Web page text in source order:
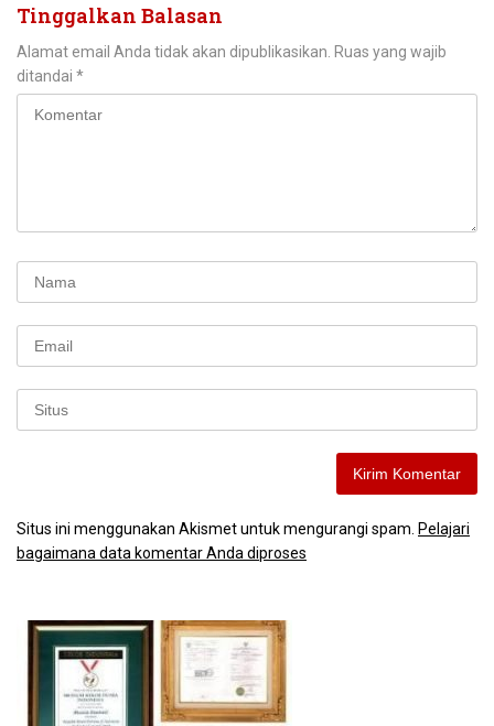
Tinggalkan Balasan
Alamat email Anda tidak akan dipublikasikan. Ruas yang wajib
ditandai *
Situs ini menggunakan Akismet untuk mengurangi spam. Pelajari
bagaimana data komentar Anda diproses